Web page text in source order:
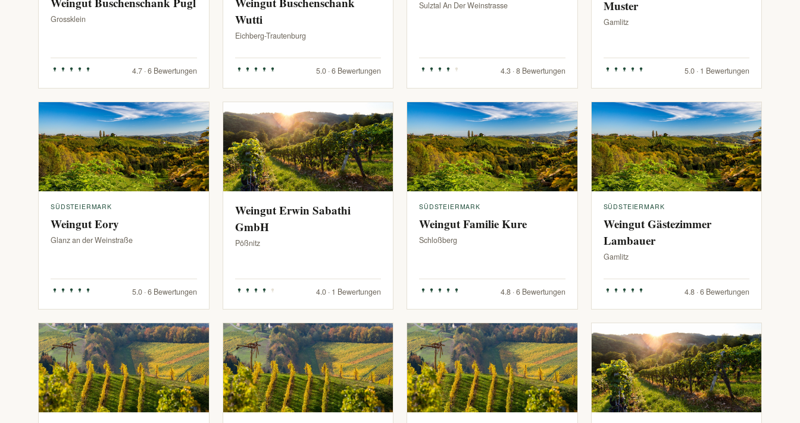
Grossklein
4.7 · 6 Bewertungen
Wutti
Eichberg-Trautenburg
5.0 · 6 Bewertungen
Sulztal An Der Weinstrasse
4.3 · 8 Bewertungen
Muster
Gamlitz
5.0 · 1 Bewertungen
SÜDSTEIERMARK
Weingut Eory
Glanz an der Weinstraße
5.0 · 6 Bewertungen
Weingut Erwin Sabathi
GmbH
Pößnitz
4.0 · 1 Bewertungen
SÜDSTEIERMARK
Weingut Familie Kure
Schloßberg
4.8 · 6 Bewertungen
SÜDSTEIERMARK
Weingut Gästezimmer
Lambauer
Gamlitz
4.8 · 6 Bewertungen